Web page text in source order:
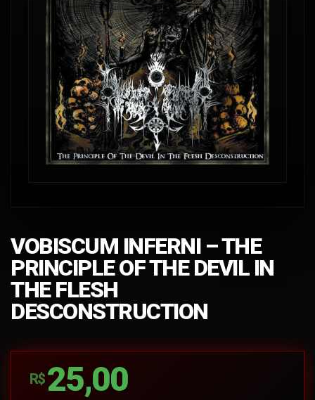
VOBISCUM INFERNI – THE
PRINCIPLE OF THE DEVIL IN
THE FLESH
DESCONSTRUCTION
R$ 25,00